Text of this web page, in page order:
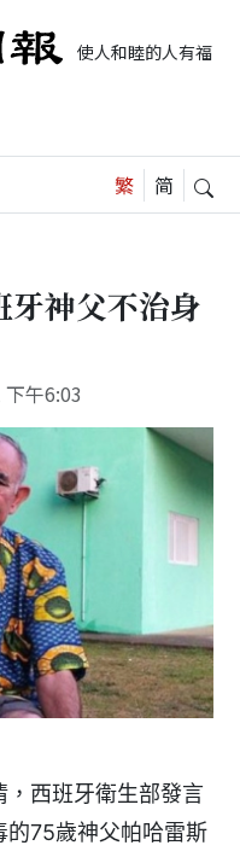
使人和睦的人有福了
牙神父不治身
午6:03
，西班牙衛生部發言
的75歲神父帕哈雷斯